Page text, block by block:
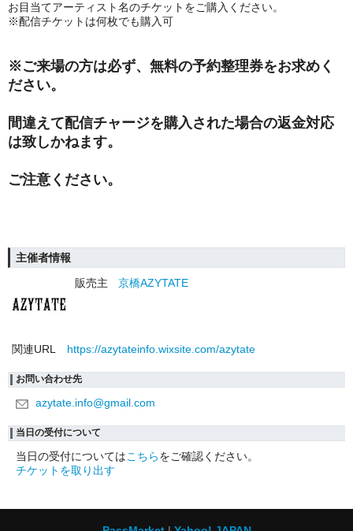
お目当てアーティスト名のチケットをご購入ください。
※配信チケットは何枚でも購入可
※ご来場の方は必ず、無料の予約整理券をお求めく
ださい。
間違えて配信チャージを購入された場合の返金対応
は致しかねます。
ご注意ください。
主催者情報
販売主
京橋AZYTATE
関連URL https://azytateinfo.wixsite.com/azytate
お問い合わせ先
azytate.info@gmail.com
当日の受付について
当日の受付についてはこちらをご確認ください。
チケットを取り出す